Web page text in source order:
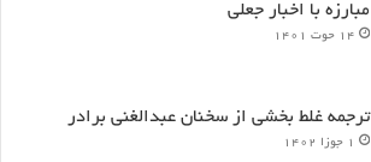
مبارزه با اخبار جعلی
۱۴ حوت ۱۴۰۱
ترجمه غلط بخشی از سخنان عبدالغنی برادر
۱ جوزا ۱۴۰۲